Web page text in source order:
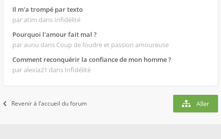
Il m'a trompé par texto
par atim dans Infidélité
Pourquoi l'amour fait mal ?
par aunu dans Coup de foudre et passion amoureuse
Comment reconquérir la confiance de mon homme ?
par alexia21 dans Infidélité
Revenir à l’accueil du forum Aller